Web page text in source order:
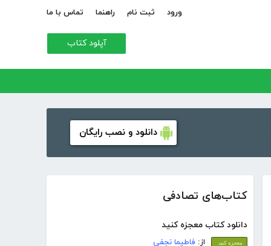
ورود ثبت نام راهنما تماس با ما
آپلود کتاب
دانلود و نصب رایگان
کتاب‌های تصادفی
دانلود کتاب معجزه کنید
از: فاطیما نجفی